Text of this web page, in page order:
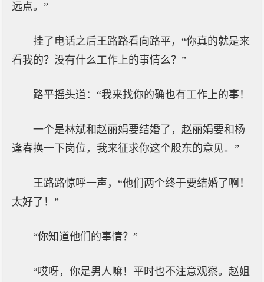
远点。”
挂了电话之后王路路看向路平，“你真的就是来
看我的？没有什么工作上的事情么？”
路平摇头道：“我来找你的确也有工作上的事！
一个是林斌和赵丽娟要结婚了，赵丽娟要和杨
逢春换一下岗位，我来征求你这个股东的意见。”
王路路惊呼一声，“他们两个终于要结婚了啊！
太好了！”
“你知道他们的事情？”
“哎呀，你是男人嘛！平时也不注意观察。赵姐